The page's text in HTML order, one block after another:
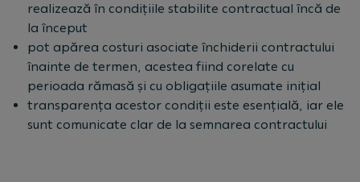
realizează în condițiile stabilite contractual încă de
la început
pot apărea costuri asociate închiderii contractului
înainte de termen, acestea fiind corelate cu
perioada rămasă și cu obligațiile asumate inițial
transparența acestor condiții este esențială, iar ele
sunt comunicate clar de la semnarea contractului